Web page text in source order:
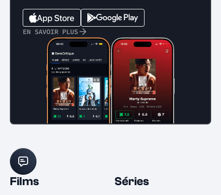
EN SAVOIR PLUS
Films Séries